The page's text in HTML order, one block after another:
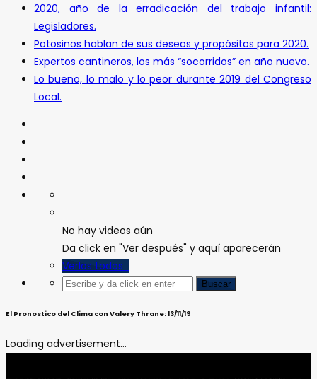
2020, año de la erradicación del trabajo infantil:
Legisladores.
Potosinos hablan de sus deseos y propósitos para 2020.
Expertos cantineros, los más “socorridos” en año nuevo.
Lo bueno, lo malo y lo peor durante 2019 del Congreso
Local.
No hay videos aún
Da click en "Ver después" y aquí aparecerán
Verlos todos
El Pronostico del Clima con Valery Thrane: 13/11/19
Loading advertisement...